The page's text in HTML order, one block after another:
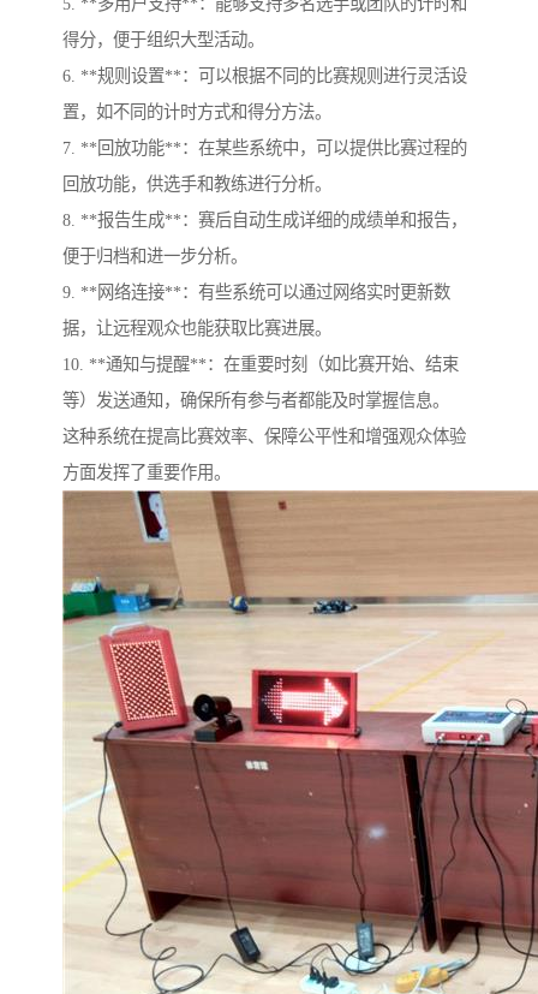
5. **多用户支持**：能够支持多名选手或团队的计时和
得分，便于组织大型活动。
6. **规则设置**：可以根据不同的比赛规则进行灵活设
置，如不同的计时方式和得分方法。
7. **回放功能**：在某些系统中，可以提供比赛过程的
回放功能，供选手和教练进行分析。
8. **报告生成**：赛后自动生成详细的成绩单和报告，
便于归档和进一步分析。
9. **网络连接**：有些系统可以通过网络实时更新数
据，让远程观众也能获取比赛进展。
10. **通知与提醒**：在重要时刻（如比赛开始、结束
等）发送通知，确保所有参与者都能及时掌握信息。
这种系统在提高比赛效率、保障公平性和增强观众体验
方面发挥了重要作用。